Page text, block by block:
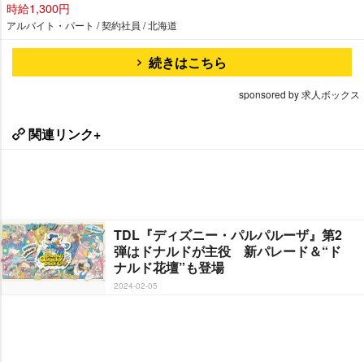
時給1,300円
アルバイト・パート / 契約社員 / 北海道
続きはこちら
sponsored by 求人ボックス
関連リンク+
TDL『ディズニー・パルパルーザ』第2
弾はドナルドが主役 新パレード＆“ド
ナルド花壇”も登場
2024-02-05